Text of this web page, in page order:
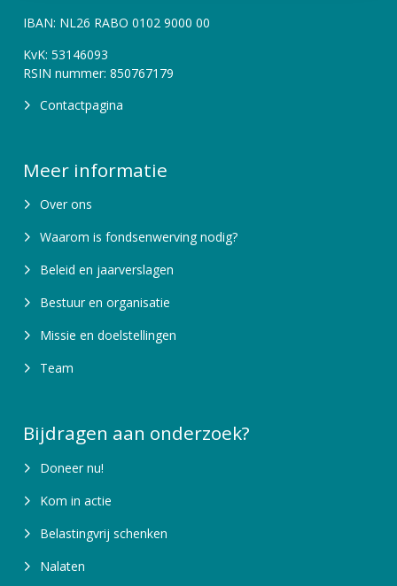
IBAN: NL26 RABO 0102 9000 00
KvK: 53146093
RSIN nummer: 850767179
Contactpagina
Meer informatie
Over ons
Waarom is fondsenwerving nodig?
Beleid en jaarverslagen
Bestuur en organisatie
Missie en doelstellingen
Team
Bijdragen aan onderzoek?
Doneer nu!
Kom in actie
Belastingvrij schenken
Nalaten